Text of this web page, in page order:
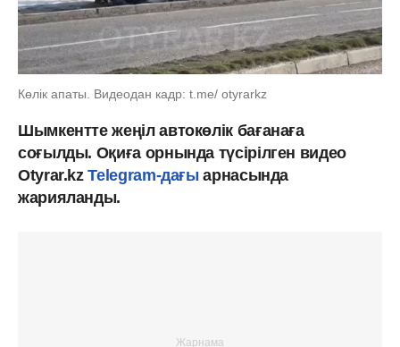
Көлік апаты. Видеодан кадр: t.me/ otyrarkz
Шымкентте жеңіл автокөлік бағанаға
соғылды. Оқиға орнында түсірілген видео
Otyrar.kzTelegram-дағыарнасында
жарияланды.